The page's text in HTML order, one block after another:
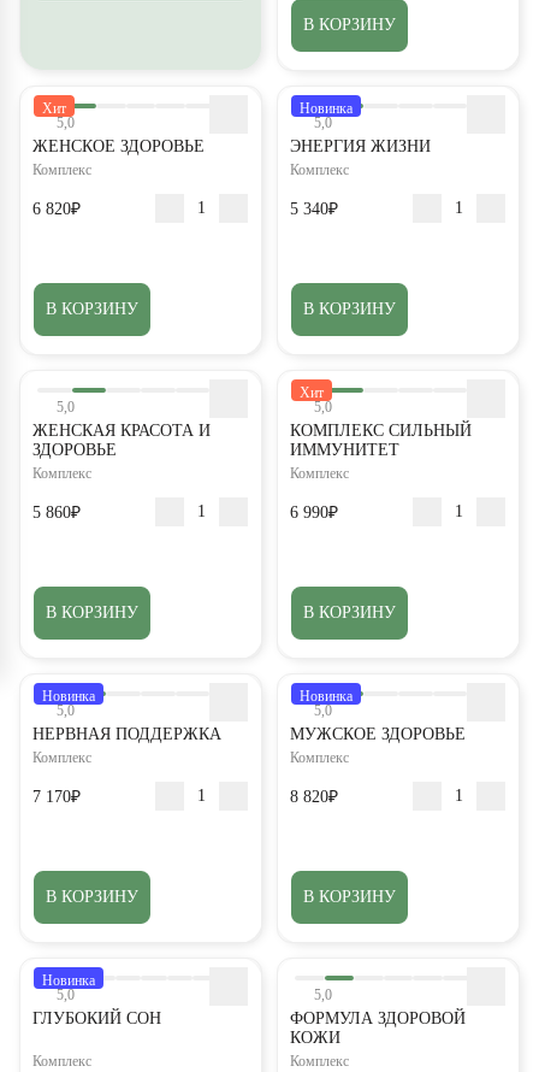
В КОРЗИНУ
Хит
5,0
ЖЕНСКОЕ ЗДОРОВЬЕ
Комплекс
6 820₽
В КОРЗИНУ
Новинка
5,0
ЭНЕРГИЯ ЖИЗНИ
Комплекс
5 340₽
В КОРЗИНУ
5,0
ЖЕНСКАЯ КРАСОТА И
ЗДОРОВЬЕ
Комплекс
5 860₽
В КОРЗИНУ
Хит
5,0
КОМПЛЕКС СИЛЬНЫЙ
ИММУНИТЕТ
Комплекс
6 990₽
В КОРЗИНУ
Новинка
5,0
НЕРВНАЯ ПОДДЕРЖКА
Комплекс
7 170₽
В КОРЗИНУ
Новинка
5,0
МУЖСКОЕ ЗДОРОВЬЕ
Комплекс
8 820₽
В КОРЗИНУ
Новинка
5,0
ГЛУБОКИЙ СОН
Комплекс
5,0
ФОРМУЛА ЗДОРОВОЙ
КОЖИ
Комплекс